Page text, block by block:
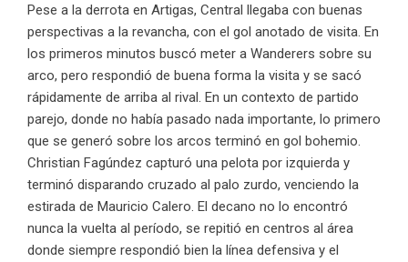
Pese a la derrota en Artigas, Central llegaba con buenas
perspectivas a la revancha, con el gol anotado de visita. En
los primeros minutos buscó meter a Wanderers sobre su
arco, pero respondió de buena forma la visita y se sacó
rápidamente de arriba al rival. En un contexto de partido
parejo, donde no había pasado nada importante, lo primero
que se generó sobre los arcos terminó en gol bohemio.
Christian Fagúndez capturó una pelota por izquierda y
terminó disparando cruzado al palo zurdo, venciendo la
estirada de Mauricio Calero. El decano no lo encontró
nunca la vuelta al período, se repitió en centros al área
donde siempre respondió bien la línea defensiva y el